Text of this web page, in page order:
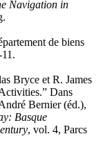
Navigation in
de biens
Bryce et R. James
Dans
Bernier (éd.),
Basque
, vol. 4, Parcs